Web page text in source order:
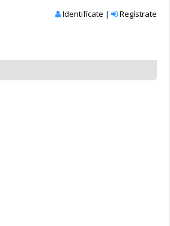
Identifícate | Regístrate